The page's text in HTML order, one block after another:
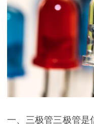
一、三极管三极管是